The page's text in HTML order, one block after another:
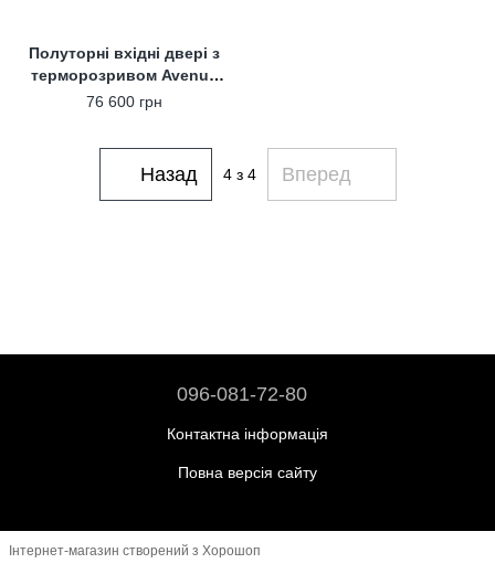
Полуторні вхідні двері з
терморозривом Avenue
Termix Дуб
76 600 грн
Назад 4з 4 Вперед
096-081-72-80
Контактна інформація
Повна версія сайту
Інтернет-магазин створений з Хорошоп